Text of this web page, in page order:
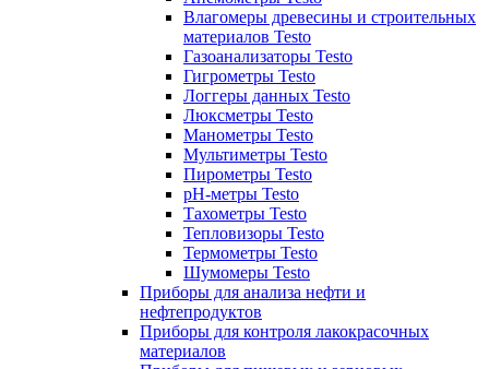
Влагомеры древесины и строительных
материалов Testo
Газоанализаторы Testo
Гигрометры Testo
Логгеры данных Testo
Люксметры Testo
Манометры Testo
Мультиметры Testo
Пирометры Testo
pH-метры Testo
Тахометры Testo
Тепловизоры Testo
Термометры Testo
Шумомеры Testo
Приборы для анализа нефти и
нефтепродуктов
Приборы для контроля лакокрасочных
материалов